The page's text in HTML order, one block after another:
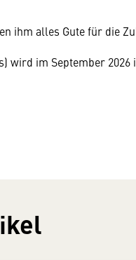
ihm alles Gute für die
im September 2026